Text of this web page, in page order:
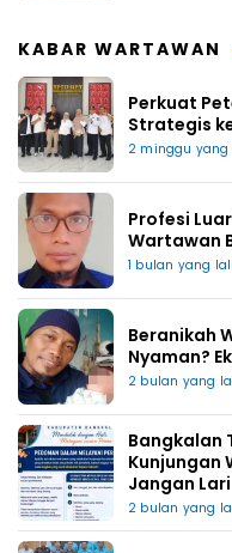
KABAR WARTAWAN
Perkuat
Strategis
2 minggu yang
Profesi
Wartawan
1 bulan yang
Beranikah
Nyaman?
2 bulan yang
Bangkalan
Kunjungan
Jangan Lari
2 bulan yang